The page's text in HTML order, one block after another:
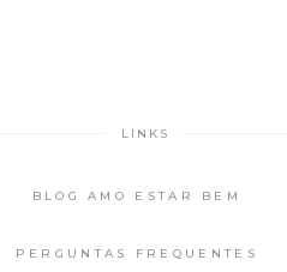
LINKS
BLOG AMO ESTAR BEM
PERGUNTAS FREQUENTES